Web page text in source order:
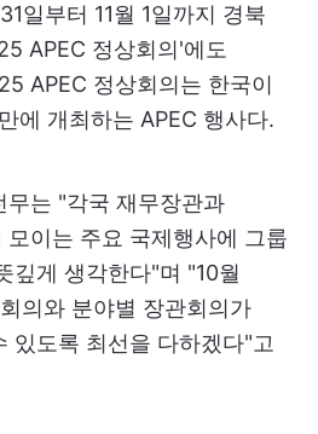
일부터 11월 1일까지 경북
APEC 정상회의'에도
APEC 정상회의는 한국이
에 개최하는 APEC 행사다.
무는 "각국 재무장관과
이는 주요 국제행사에 그룹
깊게 생각한다"며 "10월
의와 분야별 장관회의가
있도록 최선을 다하겠다"고